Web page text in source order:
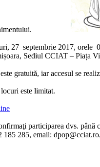
27 septembrie 2017, orele
Sediul CCIAT – Piața
gratuită, iar accesul se
este limitat.
participarea dvs. până
185 285, email: